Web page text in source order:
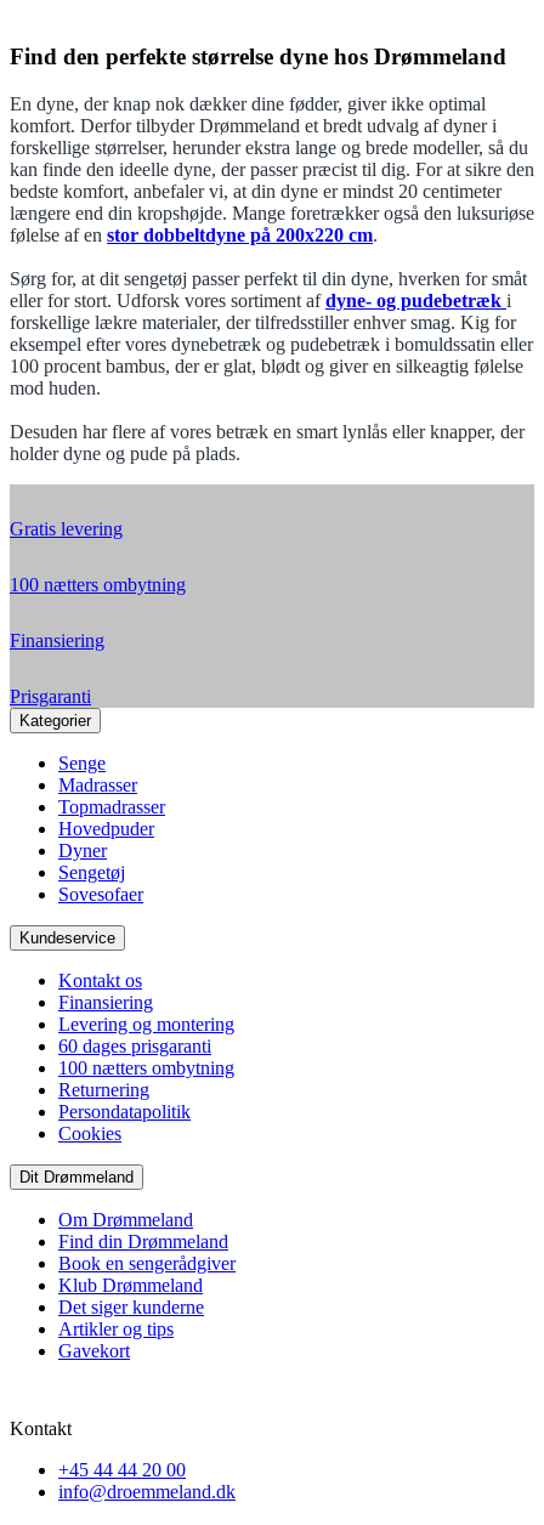
Find den perfekte størrelse dyne hos Drømmeland
En dyne, der knap nok dækker dine fødder, giver ikke optimal
komfort. Derfor tilbyder Drømmeland et bredt udvalg af dyner i
forskellige størrelser, herunder ekstra lange og brede modeller, så du
kan finde den ideelle dyne, der passer præcist til dig. For at sikre den
bedste komfort, anbefaler vi, at din dyne er mindst 20 centimeter
længere end din kropshøjde. Mange foretrækker også den luksuriøse
følelse af en stor dobbeltdyne på 200x220 cm.
Sørg for, at dit sengetøj passer perfekt til din dyne, hverken for småt
eller for stort. Udforsk vores sortiment afdyne- og pudebetræk i
forskellige lækre materialer, der tilfredsstiller enhver smag. Kig for
eksempel efter vores dynebetræk og pudebetræk i bomuldssatin eller
100 procent bambus, der er glat, blødt og giver en silkeagtig følelse
mod huden.
Desuden har flere af vores betræk en smart lynlås eller knapper, der
holder dyne og pude på plads.
Gratis levering
100 nætters ombytning
Finansiering
Prisgaranti
Kategorier
Senge
Madrasser
Topmadrasser
Hovedpuder
Dyner
Sengetøj
Sovesofaer
Kundeservice
Kontakt os
Finansiering
Levering og montering
60 dages prisgaranti
100 nætters ombytning
Returnering
Persondatapolitik
Cookies
Dit Drømmeland
Om Drømmeland
Find din Drømmeland
Book en sengerådgiver
Klub Drømmeland
Det siger kunderne
Artikler og tips
Gavekort
Kontakt
+45 44 44 20 00
info@droemmeland.dk